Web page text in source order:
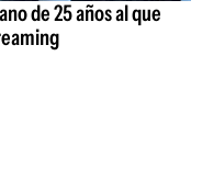
de 25 años al que